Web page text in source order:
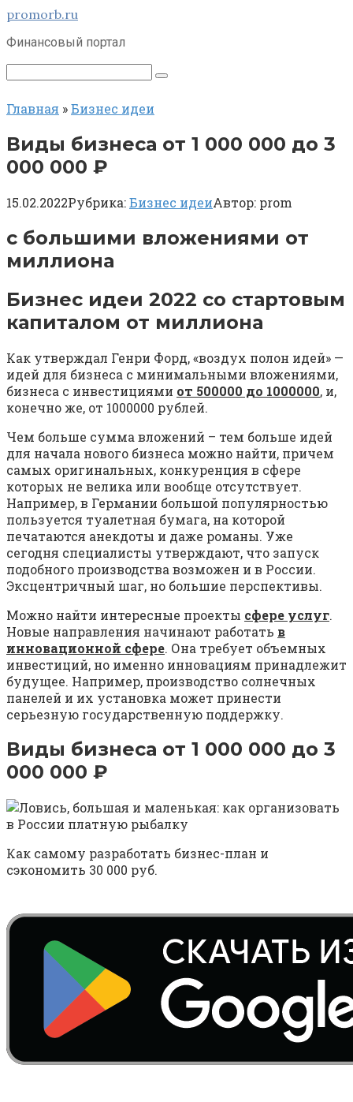
Перейти
контенту
promorb.ru
Финансовый портал
Поиск:
Главная »Бизнес идеи
Виды бизнеса от 1 000 000 до 3
000 000 ₽
15.02.2022Рубрика:Бизнес идеиАвтор: prom
с большими вложениями от
миллиона
Бизнес идеи 2022 со стартовым
капиталом от миллиона
Как утверждал Генри Форд, «воздух полон идей» —
идей для бизнеса с минимальными вложениями,
бизнеса с инвестициями от 500000 до 1000000, и,
конечно же, от 1000000 рублей.
Чем больше сумма вложений – тем больше идей
для начала нового бизнеса можно найти, причем
самых оригинальных, конкуренция в сфере
которых не велика или вообще отсутствует.
Например, в Германии большой популярностью
пользуется туалетная бумага, на которой
печатаются анекдоты и даже романы. Уже
сегодня специалисты утверждают, что запуск
подобного производства возможен и в России.
Эксцентричный шаг, но большие перспективы.
Можно найти интересные проекты сфере услуг.
Новые направления начинают работать в
инновационной сфере. Она требует объемных
инвестиций, но именно инновациям принадлежит
будущее. Например, производство солнечных
панелей и их установка может принести
серьезную государственную поддержку.
Виды бизнеса от 1 000 000 до 3
000 000 ₽
Как самому разработать бизнес-план и
сэкономить 30 000 руб.